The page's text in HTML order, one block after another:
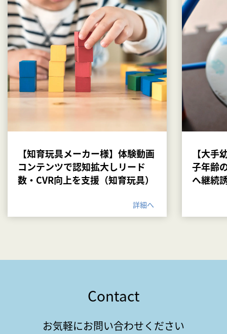
【知育玩具メーカー様】体験動画
コンテンツで認知拡大しリード
数・CVR向上を支援（知育玩具）
詳細へ
【大手
子年齢
へ継続
Contact
お気軽にお問い合わせください